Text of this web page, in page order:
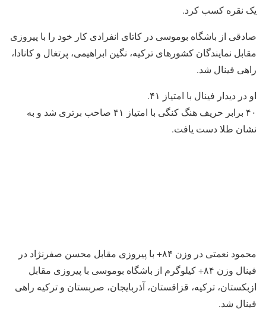
یک نقره کسب کرد.
صادقی از باشگاه بوموسی در کاتای انفرادی کار خود را با پیروزی
مقابل نمایندگان کشورهای ترکیه، نگین ابراهیمی، پرتغال و کانادا،
راهی فینال شد.
او در دیدار فینال با امتیاز ۴۱.
۴۰ برابر حریف هنگ کنگی با امتیاز ۴۱ صاحب برتری شد و به
نشان طلا دست یافت.
محمود نعمتی در وزن ۸۴+ با پیروزی مقابل محسن صفرنژاد در
فینال وزن ۸۴+ کیلوگرم از باشگاه بوموسی با پیروزی مقابل
ازبکستان، ترکیه، قزاقستان، آذربایجان، صربستان و ترکیه راهی
فینال شد.